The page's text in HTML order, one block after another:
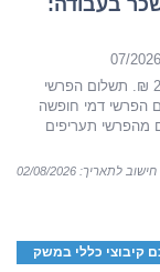
רכיבים לתשלום: תשלום הפרשי פדיון חופשה 297 ₪. תשלום הפרשי
בעבודה -322 ₪. תשלום הפרשי דמי חופשה
מהפרשי תעריפים
חישוב לתאריך: 02/08/2026
קיבוצי כללי במשק